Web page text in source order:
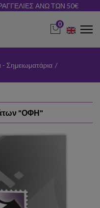
ΑΝΩ ΤΩΝ 50€
0
- Σημειωματάρια /
"ΟΦΗ"